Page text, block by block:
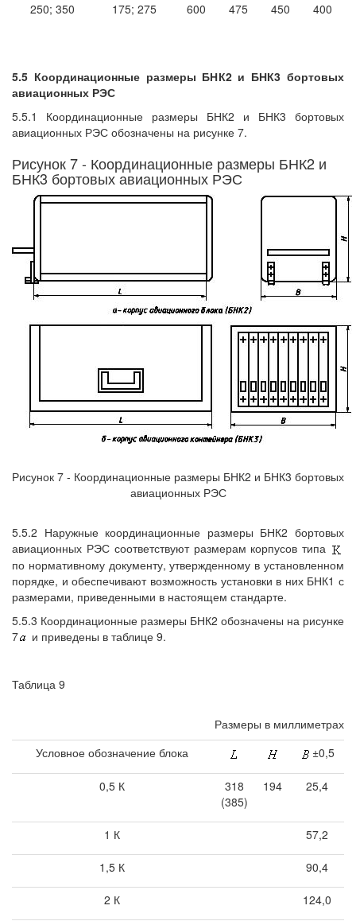
250; 350 175; 275 600 475 450 400
5.5 Координационные размеры БНК2 и БНК3 бортовых
авиационных РЭС
5.5.1 Координационные размеры БНК2 и БНК3 бортовых
авиационных РЭС обозначены на рисунке 7.
Рисунок 7 - Координационные размеры БНК2 и
БНК3 бортовых авиационных РЭС
Рисунок 7 - Координационные размеры БНК2 и БНК3 бортовых
авиационных РЭС
5.5.2 Наружные координационные размеры БНК2 бортовых
авиационных РЭС соответствуют размерам корпусов типа
по нормативному документу, утвержденному в установленном
порядке, и обеспечивают возможность установки в них БНК1 с
размерами, приведенными в настоящем стандарте.
5.5.3 Координационные размеры БНК2 обозначены на рисунке
7
и приведены в таблице 9.
Таблица 9
Размеры в миллиметрах
Условное обозначение блока
±0,5
0,5 К
318
(385)
194 25,4
1 К 57,2
1,5 К 90,4
2 К 124,0